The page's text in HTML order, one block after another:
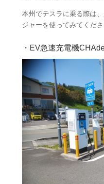
本州でテスラに乗る際は
ジャーを使ってみてくださ
・EV急速充電機